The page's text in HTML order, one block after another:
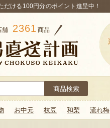
だける100円分のポイント進呈中！
舗 2361 商品
お中元 枝豆 和梨 流れ梅